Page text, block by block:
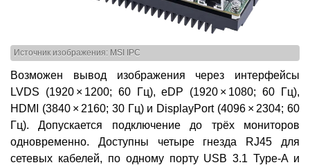
Источник изображения: MSI IPC
Возможен вывод изображения через интерфейсы
LVDS (1920 × 1200; 60 Гц), eDP (1920 × 1080; 60 Гц),
HDMI (3840 × 2160; 30 Гц) и DisplayPort (4096 × 2304; 60
Гц). Допускается подключение до трёх мониторов
одновременно. Доступны четыре гнезда RJ45 для
сетевых кабелей, по одному порту USB 3.1 Type-A и